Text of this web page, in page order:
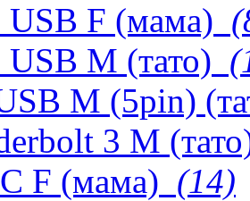
USB F (мама)
M (тато)
M (5pin)
3 M
F (мама) (14)